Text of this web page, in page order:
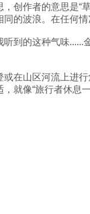
创作者的意思是“
的波浪。在任何
到的这种气味
在山区河流上进
就像“旅行者休息